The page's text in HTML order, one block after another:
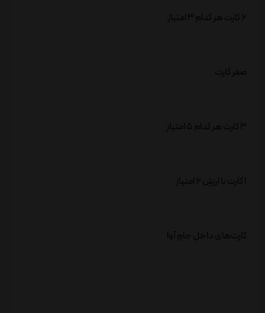
6 کارت هر کدام 3 امتیاز
صفر کارت
3 کارت هر کدام 5 امتیاز
1 کارت با ارزشِ 6 امتیاز
کارت‌های داخلِ جامِ آوا